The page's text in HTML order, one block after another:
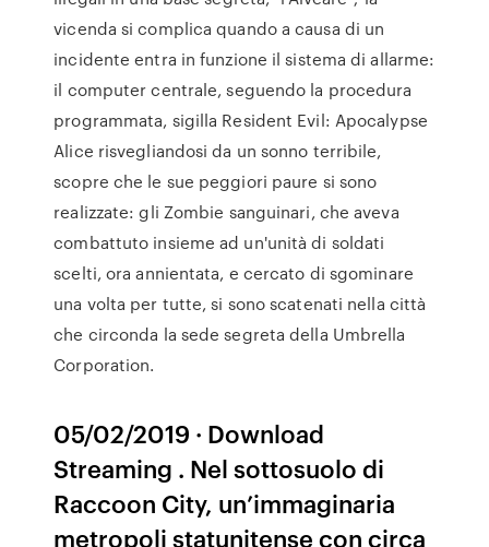
vicenda si complica quando a causa di un
incidente entra in funzione il sistema di allarme:
il computer centrale, seguendo la procedura
programmata, sigilla Resident Evil: Apocalypse
Alice risvegliandosi da un sonno terribile,
scopre che le sue peggiori paure si sono
realizzate: gli Zombie sanguinari, che aveva
combattuto insieme ad un'unità di soldati
scelti, ora annientata, e cercato di sgominare
una volta per tutte, si sono scatenati nella città
che circonda la sede segreta della Umbrella
Corporation.
05/02/2019 · Download
Streaming . Nel sottosuolo di
Raccoon City, un’immaginaria
metropoli statunitense con circa